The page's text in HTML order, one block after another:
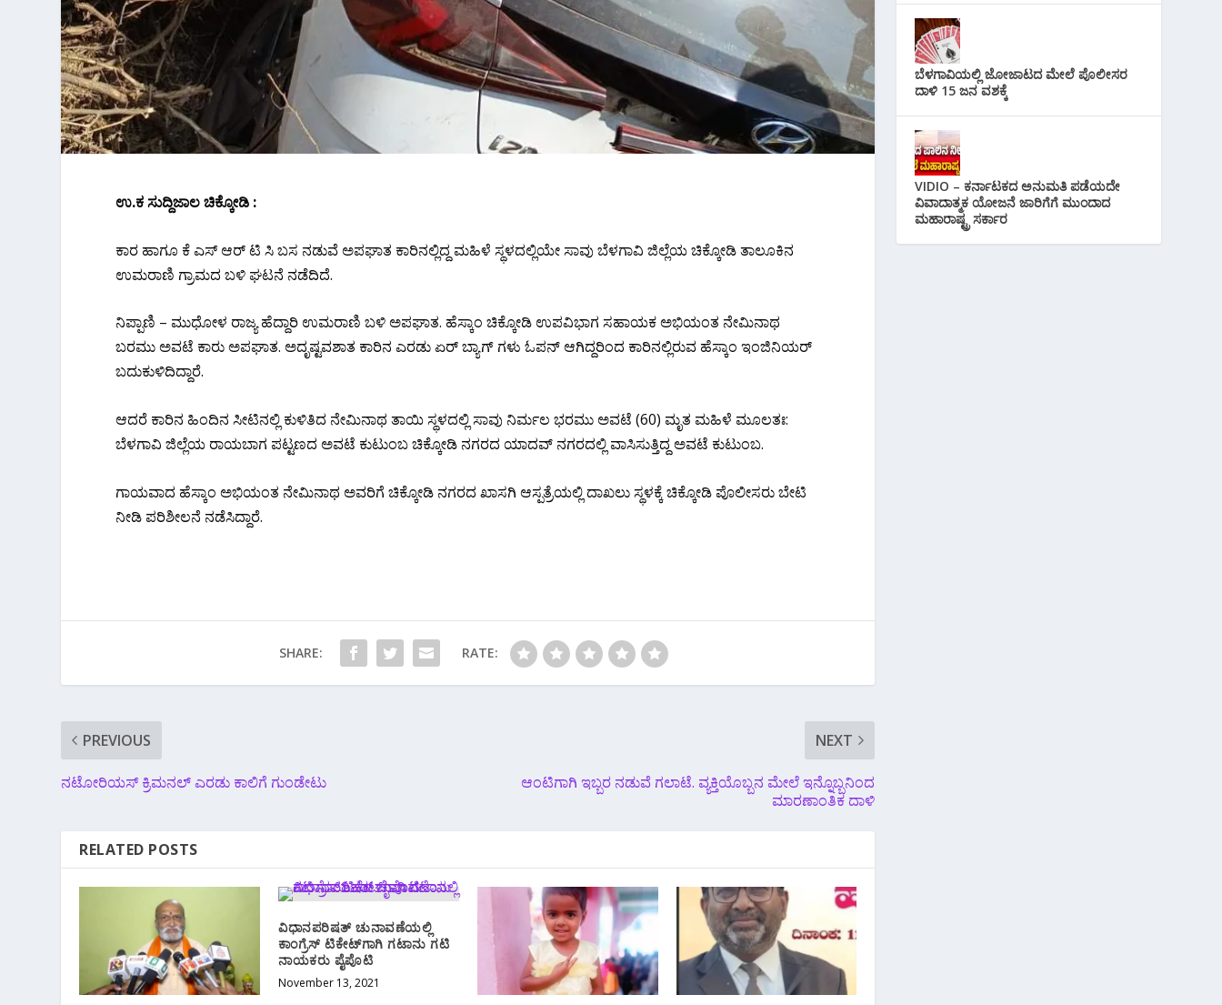
ಉ.ಕ ಸುದ್ದಿಜಾಲ ಚಿಕ್ಕೋಡಿ :
ಕಾರ ಹಾಗೂ ಕೆ ಎಸ್ ಆರ್ ಟಿ ಸಿ ಬಸ ನಡುವೆ ಅಪಘಾತ ಕಾರಿನಲ್ಲಿದ್ದ ಮಹಿಳೆ ಸ್ಥಳದಲ್ಲಿಯೇ ಸಾವು ಬೆಳಗಾವಿ ಜಿಲ್ಲೆಯ ಚಿಕ್ಕೋಡಿ ತಾಲೂಕಿನ
ಉಮರಾಣಿ ಗ್ರಾಮದ ಬಳಿ ಘಟನೆ ನಡೆದಿದೆ.
ನಿಪ್ಪಾಣಿ – ಮುಧೋಳ ರಾಜ್ಯ ಹೆದ್ದಾರಿ ಉಮರಾಣಿ ಬಳಿ ಅಪಘಾತ. ಹೆಸ್ಕಾಂ ಚಿಕ್ಕೋಡಿ ಉಪವಿಭಾಗ ಸಹಾಯಕ ಅಭಿಯಂತ ನೇಮಿನಾಥ
ಬರಮು ಅವಟೆ ಕಾರು ಅಪಘಾತ. ಅದೃಷ್ಟವಶಾತ ಕಾರಿನ ಎರಡು ಏರ್ ಬ್ಯಾಗ್ ಗಳು ಓಪನ್ ಆಗಿದ್ದರಿಂದ ಕಾರಿನಲ್ಲಿರುವ ಹೆಸ್ಕಾಂ ಇಂಜಿನಿಯರ್
ಬದುಕುಳಿದಿದ್ದಾರೆ.
ಆದರೆ ಕಾರಿನ ಹಿಂದಿನ ಸೀಟಿನಲ್ಲಿ ಕುಳಿತಿದ ನೇಮಿನಾಥ ತಾಯಿ ಸ್ಥಳದಲ್ಲಿ ಸಾವು ನಿರ್ಮಲ ಭರಮು ಅವಟೆ (60) ಮೃತ ಮಹಿಳೆ ಮೂಲತಃ:
ಬೆಳಗಾವಿ ಜಿಲ್ಲೆಯ ರಾಯಬಾಗ ಪಟ್ಟಣದ ಅವಟೆ ಕುಟುಂಬ ಚಿಕ್ಕೋಡಿ ನಗರದ ಯಾದವ್ ನಗರದಲ್ಲಿ ವಾಸಿಸುತ್ತಿದ್ದ ಅವಟೆ ಕುಟುಂಬ.
ಗಾಯವಾದ ಹೆಸ್ಕಾಂ ಅಭಿಯಂತ ನೇಮಿನಾಥ ಅವರಿಗೆ ಚಿಕ್ಕೋಡಿ ನಗರದ ಖಾಸಗಿ ಆಸ್ಪತ್ರೆಯಲ್ಲಿ ದಾಖಲು ಸ್ಥಳಕ್ಕೆ ಚಿಕ್ಕೋಡಿ ಪೊಲೀಸರು ಬೇಟಿ
ನೀಡಿ ಪರಿಶೀಲನೆ ನಡೆಸಿದ್ದಾರೆ.
SHARE: RATE:
PREVIOUS
ನಟೋರಿಯಸ್ ಕ್ರಿಮನಲ್ ಎರಡು ಕಾಲಿಗೆ ಗುಂಡೇಟು
NEXT
ಆಂಟಿಗಾಗಿ ಇಬ್ಬರ ನಡುವೆ ಗಲಾಟೆ. ವ್ಯಕ್ತಿಯೊಬ್ಬನ ಮೇಲೆ ಇನ್ನೊಬ್ಬನಿಂದ
ಮಾರಣಾಂತಿಕ ದಾಳಿ
RELATED POSTS
ವಿಧಾನಪರಿಷತ್ ಚುನಾವಣೆಯಲ್ಲಿ
ಕಾಂಗ್ರೆಸ್ ಟಿಕೇಟ್‌ಗಾಗಿ ಗಟಾನು ಗಟಿ
ನಾಯಕರು ಪೈಪೊಟಿ
November 13, 2021
ಬೆಳಗಾವಿಯಲ್ಲಿ ಜೋಜಾಟದ ಮೇಲೆ ಪೊಲೀಸರ
ದಾಳಿ 15 ಜನ ವಶಕ್ಕೆ
VIDIO – ಕರ್ನಾಟಕದ ಅನುಮತಿ ಪಡೆಯದೇ
ವಿವಾದಾತ್ಮಕ ಯೋಜನೆ ಜಾರಿಗೆಗೆ ಮುಂದಾದ
ಮಹಾರಾಷ್ಟ್ರ ಸರ್ಕಾರ